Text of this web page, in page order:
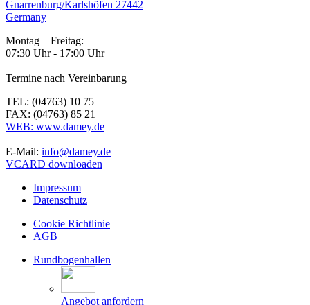
Gnarrenburg/Karlshöfen 27442
Germany
Montag – Freitag:
07:30 Uhr - 17:00 Uhr
Termine nach Vereinbarung
TEL: (04763) 10 75
FAX: (04763) 85 21
WEB: www.damey.de
E-Mail: info@damey.de
VCARD downloaden
Impressum
Datenschutz
Cookie Richtlinie
AGB
Rundbogenhallen
Angebot anfordern